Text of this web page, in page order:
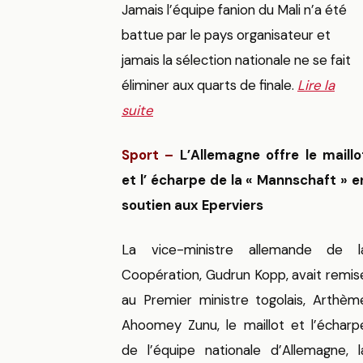
Jamais l’équipe fanion du Mali n’a été
battue par le pays organisateur et
jamais la sélection nationale ne se fait
éliminer aux quarts de finale. Lire la
suite
Sport – L’Allemagne offre le
et l’ écharpe de la « Mannschaft »
soutien aux Eperviers
La vice-ministre allemande de
Coopération, Gudrun Kopp, avait
au Premier ministre togolais,
Ahoomey Zunu, le maillot et
de l’équipe nationale d’Allemagne,